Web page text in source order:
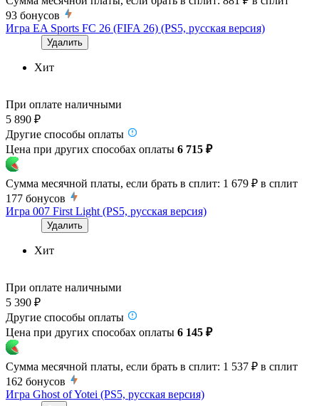
93 бонусов
Игра EA Sports FC 26 (FIFA 26) (PS5, русская версия)
Удалить
Хит
При оплате наличными
5 890 ₽
Другие способы оплаты
Цена при других способах оплаты 6 715 ₽
Сумма месячной платы, если брать в сплит: 1 679 ₽ в сплит
177 бонусов
Игра 007 First Light (PS5, русская версия)
Удалить
Хит
При оплате наличными
5 390 ₽
Другие способы оплаты
Цена при других способах оплаты 6 145 ₽
Сумма месячной платы, если брать в сплит: 1 537 ₽ в сплит
162 бонусов
Игра Ghost of Yotei (PS5, русская версия)